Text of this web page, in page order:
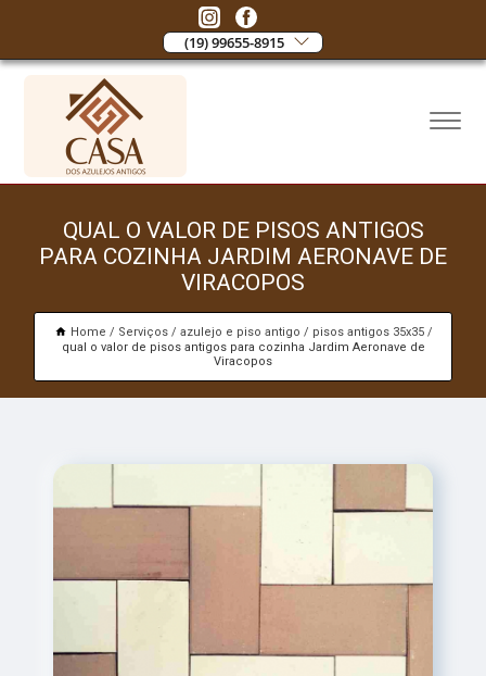
(19) 99655-8915
QUAL O VALOR DE PISOS ANTIGOS
PARA COZINHA JARDIM AERONAVE DE
VIRACOPOS
Home Serviços azulejo e piso antigo
pisos antigos 35x35
qual o valor de pisos antigos para cozinha Jardim Aeronave de
Viracopos